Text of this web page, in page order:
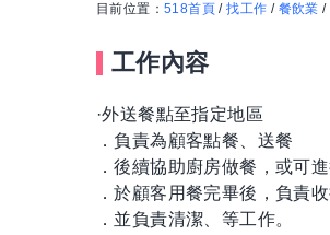
目前位置： 518首頁 /找工作 / 餐飲業 /
工作內容
·外送餐點至指定地區
．負責為顧客點餐、送餐
．後續協助廚房做餐，或可
．於顧客用餐完畢後，負責
．並負責清潔、等工作。